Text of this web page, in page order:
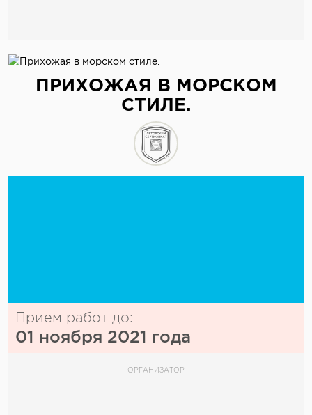
ПРИХОЖАЯ В МОРСКОМ
СТИЛЕ.
Прием работ до:
01 ноября 2021 года
ОРГАНИЗАТОР